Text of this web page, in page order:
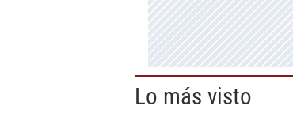
Lo más visto